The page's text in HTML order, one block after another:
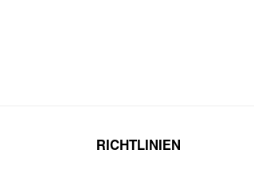
RICHTLINIEN